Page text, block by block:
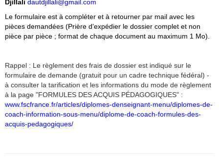
Djillali dautdjillali@gmail.com
Le formulaire est à compléter et à retourner par mail avec les
pièces demandées (Prière d’expédier le dossier complet et non
pièce par pièce ; format de chaque document au maximum 1 Mo).
Rappel : Le règlement des frais de dossier est indiqué sur le
formulaire de demande (gratuit pour un cadre technique fédéral) -
à consulter la tarification et les informations du mode de règlement
à la page "FORMULES DES ACQUIS PÉDAGOGIQUES" :
www.fscfrance.fr/articles/diplomes-denseignant-menu/diplomes-de-
coach-information-sous-menu/diplome-de-coach-formules-des-
acquis-pedagogiques/